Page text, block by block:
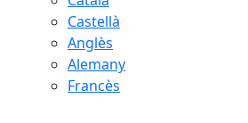
Castellà
Anglès
Alemany
Francès